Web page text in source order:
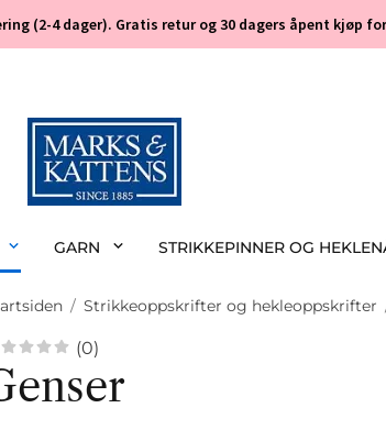
(2-4 dager). Gratis retur og 30 dagers åpent kjøp
GARN STRIKKEPINNER OG
/ Strikkeoppskrifter og hekleoppskrifter
(0)